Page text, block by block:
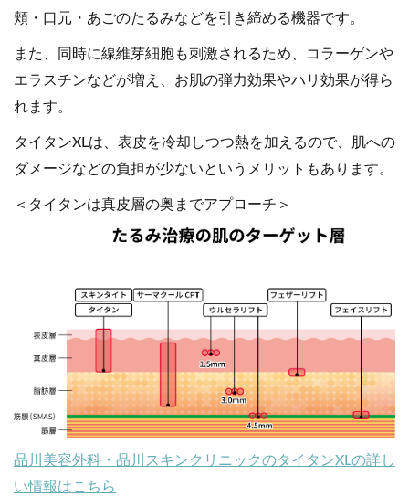
頬・口元・あごのたるみなどを引き締める機器です。
また、同時に線維芽細胞も刺激されるため、コラーゲンや
エラスチンなどが増え、お肌の弾力効果やハリ効果が得ら
れます。
タイタンXLは、表皮を冷却しつつ熱を加えるので、肌への
ダメージなどの負担が少ないというメリットもあります。
＜タイタンは真皮層の奥までアプローチ＞
品川美容外科・品川スキンクリニックのタイタンXLの詳し
い情報はこちら